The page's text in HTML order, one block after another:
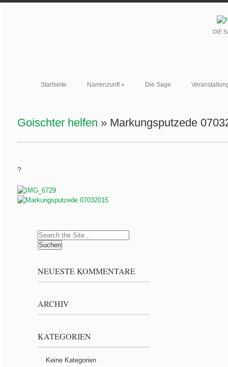
DIE
Startseite Narrenzunft» Die Sage
Goischter helfen » Markungsputzede
?
Search
for:
NEUESTE KOMMENTARE
ARCHIV
KATEGORIEN
Keine Kategorien